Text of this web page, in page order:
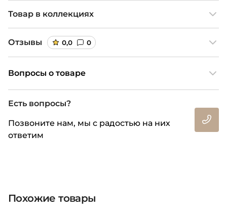
Товар в коллекциях
Отзывы 0,0 0
Вопросы о товаре
Есть вопросы?
Позвоните нам, мы с радостью на них
ответим
Похожие товары